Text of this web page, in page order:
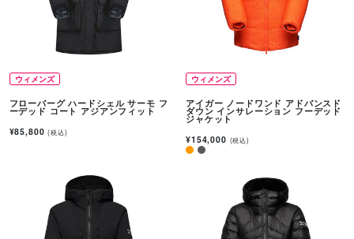
ウィメンズ
フローバーグ ハードシェル サーモ フ
ーデッド コート アジアンフィット
¥85,800(税込)
ウィメンズ
アイガー ノードワンド アドバンスド
ダウン インサレーション フーデッド
ジャケット
¥154,000 (税込)